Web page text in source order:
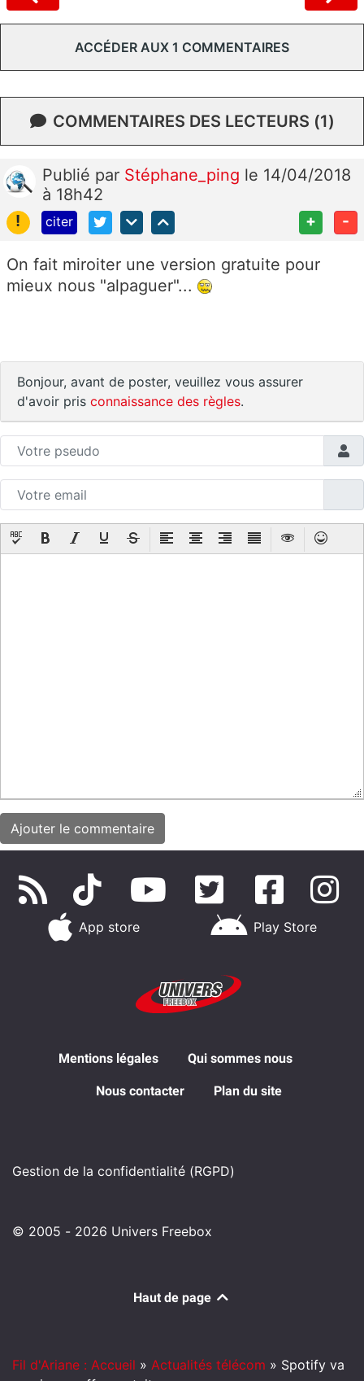
ACCÉDER AUX 1 COMMENTAIRES
COMMENTAIRES DES LECTEURS (1)
Publié par Stéphane_ping le 14/04/2018
à 18h42
!
citer + -
On fait miroiter une version gratuite pour
mieux nous "alpaguer"...
Bonjour, avant de poster, veuillez vous assurer
d'avoir pris connaissance des règles.
App store Play Store
Mentions légales Qui sommes nous
Nous contacter Plan du site
Gestion de la confidentialité (RGPD)
© 2005 - 2026 Univers Freebox
Haut de page
Fil d'Ariane : Accueil » Actualités télécom » Spotify va